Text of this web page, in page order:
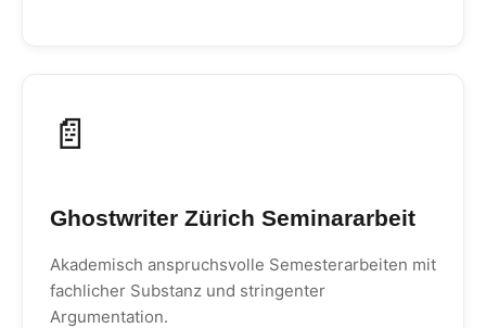
📄
Ghostwriter Zürich Seminararbeit
Akademisch anspruchsvolle Semesterarbeiten mit
fachlicher Substanz und stringenter
Argumentation.